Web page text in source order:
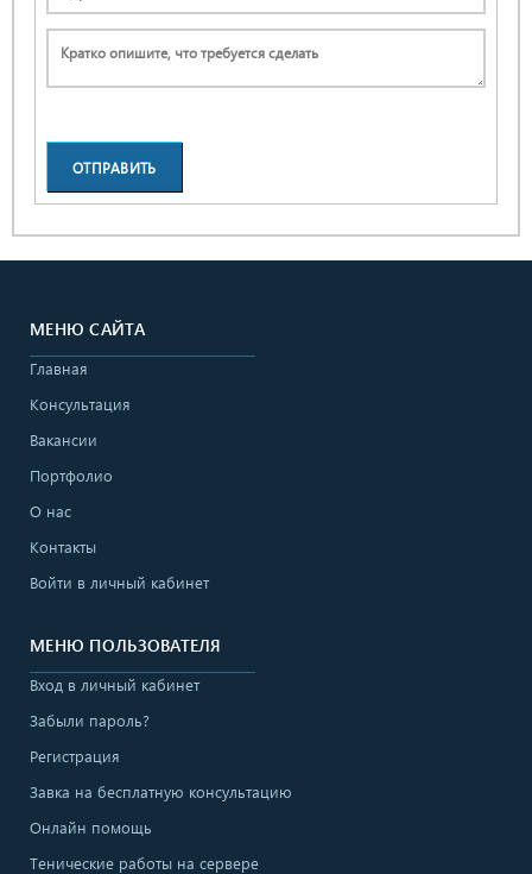
ОТПРАВИТЬ
МЕНЮ САЙТА
Главная
Консультация
Вакансии
Портфолио
О нас
Контакты
Войти в личный кабинет
МЕНЮ ПОЛЬЗОВАТЕЛЯ
Вход в личный кабинет
Забыли пароль?
Регистрация
Завка на бесплатную консультацию
Онлайн помощь
Тенические работы на сервере